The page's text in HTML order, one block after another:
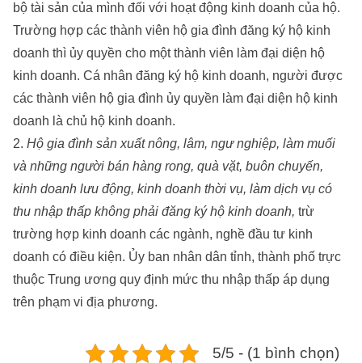
bộ tài sản của mình đối với hoạt động kinh doanh của hộ.
Trường hợp các thành viên hộ gia đình đăng ký hộ kinh
doanh thì ủy quyền cho một thành viên làm đại diện hộ
kinh doanh. Cá nhân đăng ký hộ kinh doanh, người được
các thành viên hộ gia đình ủy quyền làm đại diện hộ kinh
doanh là chủ hộ kinh doanh.
2. Hộ gia đình sản xuất nông, lâm, ngư nghiệp, làm muối
và những người bán hàng rong, quà vặt, buôn chuyến,
kinh doanh lưu động, kinh doanh thời vụ, làm dịch vụ có
thu nhập thấp không phải đăng ký hộ kinh doanh, trừ
trường hợp kinh doanh các ngành, nghề đầu tư kinh
doanh có điều kiện. Ủy ban nhân dân tỉnh, thành phố trực
thuộc Trung ương quy định mức thu nhập thấp áp dụng
trên phạm vi địa phương.
5/5 - (1 bình chọn)